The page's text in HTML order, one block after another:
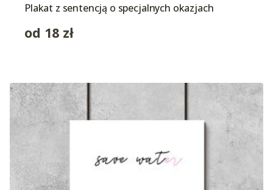
Plakat z sentencją o specjalnych okazjach
od 18 zł